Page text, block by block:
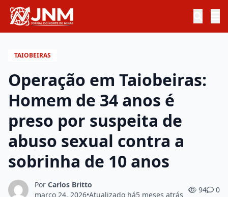
TAIOBEIRAS
Operação em Taiobeiras:
Homem de 34 anos é
preso por suspeita de
abuso sexual contra a
sobrinha de 10 anos
Por Carlos Britto
março 24, 2026•Atualizado há5 meses atrás
94 0